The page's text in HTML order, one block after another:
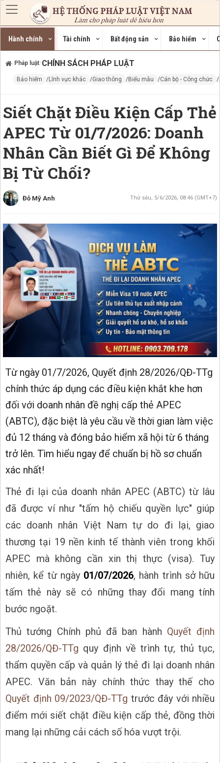
Nhảy đến nội dung
Hành chính Tài chính Bất động sản Bảo hiểm
/ Pháp luật/CHÍNH SÁCH PHÁP LUẬT
Bảo hiểm Lĩnh vực khác Giao thông Biểu mẫu Cán bộ - Công chức
Siết Chặt Điều Kiện Cấp Thẻ
APEC Từ 01/7/2026: Doanh
Nhân Cần Biết Gì Để Không
Bị Từ Chối?
Đỗ Mỹ Anh Thứ sáu, 5/6/2026, 08:46 (GMT+7)
Từ ngày 01/7/2026, Quyết định 28/2026/QĐ-TTg
chính thức áp dụng các điều kiện khắt khe hơn
đối với doanh nhân đề nghị cấp thẻ APEC
(ABTC), đặc biệt là yêu cầu về thời gian làm việc
đủ 12 tháng và đóng bảo hiểm xã hội từ 6 tháng
trở lên. Tìm hiểu ngay để chuẩn bị hồ sơ chuẩn
xác nhất!
Thẻ đi lại của doanh nhân APEC (ABTC) từ lâu
đã được ví như "tấm hộ chiếu quyền lực" giúp
các doanh nhân Việt Nam tự do đi lại, giao
thương tại 19 nền kinh tế thành viên trong khối
APEC mà không cần xin thị thực (visa). Tuy
nhiên, kể từ ngày 01/07/2026, hành trình sở hữu
tấm thẻ này sẽ có những thay đổi mang tính
bước ngoặt.
Thủ tướng Chính phủ đã ban hành Quyết định
28/2026/QĐ-TTg quy định về trình tự, thủ tục,
thẩm quyền cấp và quản lý thẻ đi lại doanh nhân
APEC. Văn bản này chính thức thay thế cho
Quyết định 09/2023/QĐ-TTg trước đây với nhiều
điểm mới siết chặt điều kiện cấp thẻ, đồng thời
mang lại những cải cách số hóa vượt trội.